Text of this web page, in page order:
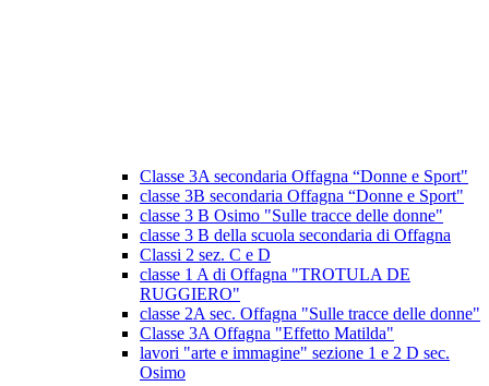
Classe 3A secondaria Offagna “Donne e Sport"
classe 3B secondaria Offagna “Donne e Sport"
classe 3 B Osimo "Sulle tracce delle donne"
classe 3 B della scuola secondaria di Offagna
Classi 2 sez. C e D
classe 1 A di Offagna "TROTULA DE
RUGGIERO"
classe 2A sec. Offagna "Sulle tracce delle donne"
Classe 3A Offagna "Effetto Matilda"
lavori "arte e immagine" sezione 1 e 2 D sec.
Osimo